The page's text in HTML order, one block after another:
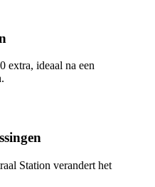
extra, ideaal na een
Station verandert het